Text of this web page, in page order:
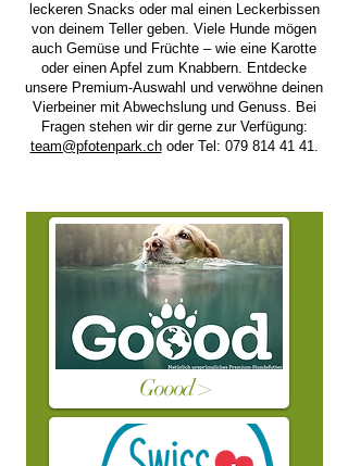
leckeren Snacks oder mal einen Leckerbissen
von deinem Teller geben. Viele Hunde mögen
auch Gemüse und Früchte – wie eine Karotte
oder einen Apfel zum Knabbern. Entdecke
unsere Premium-Auswahl und verwöhne deinen
Vierbeiner mit Abwechslung und Genuss. Bei
Fragen stehen wir dir gerne zur Verfügung:
team@pfotenpark.choder Tel: 079 814 41 41.
Goood >